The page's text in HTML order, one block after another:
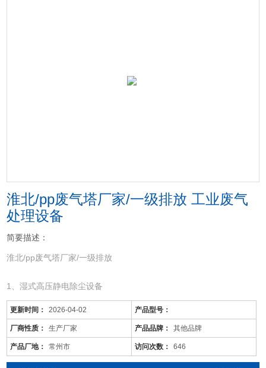
淮北/pp废气塔厂家/一级排放 工业废气
处理设备
简要描述：
淮北/pp废气塔厂家/一级排放
1、湿式高压静电除尘设备
更新时间： 2026-04-02 产品型号：
厂商性质： 生产厂家 产品品牌： 其他品牌
产品厂地： 常州市 访问次数： 646